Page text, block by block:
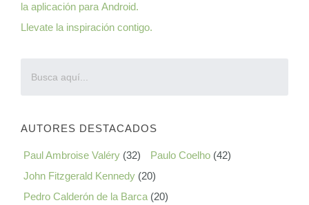
la aplicación para Android.
Llevate la inspiración contigo.
AUTORES DESTACADOS
Paul Ambroise Valéry (32) Paulo Coelho (42)
John Fitzgerald Kennedy (20)
Pedro Calderón de la Barca (20)